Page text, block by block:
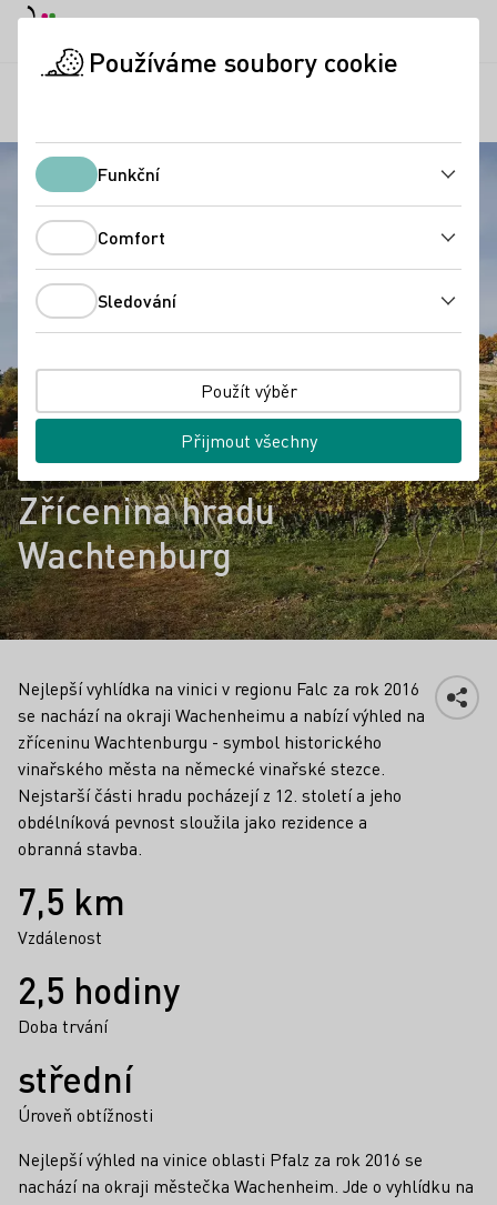
Zřícenina hradu
Wachtenburg
Nejlepší vyhlídka na vinici v regionu Falc za rok 2016
se nachází na okraji Wachenheimu a nabízí výhled na
zříceninu Wachtenburgu - symbol historického
vinařského města na německé vinařské stezce.
Nejstarší části hradu pocházejí z 12. století a jeho
obdélníková pevnost sloužila jako rezidence a
obranná stavba.
Fakta
7,5 km
Vzdálenost
2,5 hodiny
Doba trvání
střední
Úroveň obtížnosti
Nejlepší výhled na vinice oblasti Pfalz za rok 2016 se
nachází na okraji městečka Wachenheim. Jde o vyhlídku na
Používáme soubory cookie
Funkční
Comfort
Sledování
Použít výběr
Přijmout všechny